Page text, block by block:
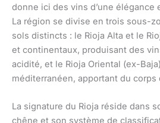
donne ici des vins d’une élégance
La région se divise en trois sous-
sols distincts : le Rioja Alta et le
et continentaux, produisant des
acidité, et le Rioja Oriental (ex-
méditerranéen, apportant du corps
La signature du Rioja réside dans
chêne et son système de